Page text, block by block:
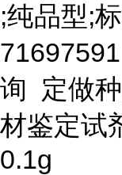
;纯品型;
询 定做
材鉴定试
0.1g